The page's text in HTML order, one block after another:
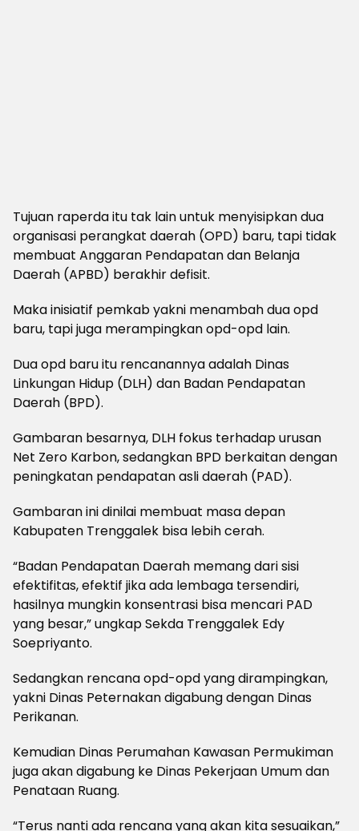
Tujuan raperda itu tak lain untuk menyisipkan dua
organisasi perangkat daerah (OPD) baru, tapi tidak
membuat Anggaran Pendapatan dan Belanja
Daerah (APBD) berakhir defisit.
Maka inisiatif pemkab yakni menambah dua opd
baru, tapi juga merampingkan opd-opd lain.
Dua opd baru itu rencanannya adalah Dinas
Linkungan Hidup (DLH) dan Badan Pendapatan
Daerah (BPD).
Gambaran besarnya, DLH fokus terhadap urusan
Net Zero Karbon, sedangkan BPD berkaitan dengan
peningkatan pendapatan asli daerah (PAD).
Gambaran ini dinilai membuat masa depan
Kabupaten Trenggalek bisa lebih cerah.
“Badan Pendapatan Daerah memang dari sisi
efektifitas, efektif jika ada lembaga tersendiri,
hasilnya mungkin konsentrasi bisa mencari PAD
yang besar,” ungkap Sekda Trenggalek Edy
Soepriyanto.
Sedangkan rencana opd-opd yang dirampingkan,
yakni Dinas Peternakan digabung dengan Dinas
Perikanan.
Kemudian Dinas Perumahan Kawasan Permukiman
juga akan digabung ke Dinas Pekerjaan Umum dan
Penataan Ruang.
“Terus nanti ada rencana yang akan kita sesuaikan,”